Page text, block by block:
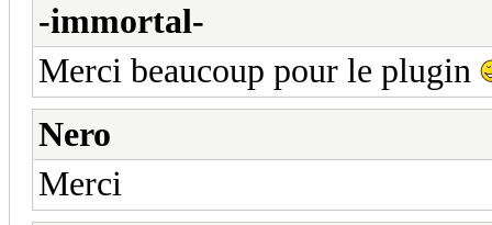
-immortal-
Merci beaucoup pour le plugin
Nero
Merci